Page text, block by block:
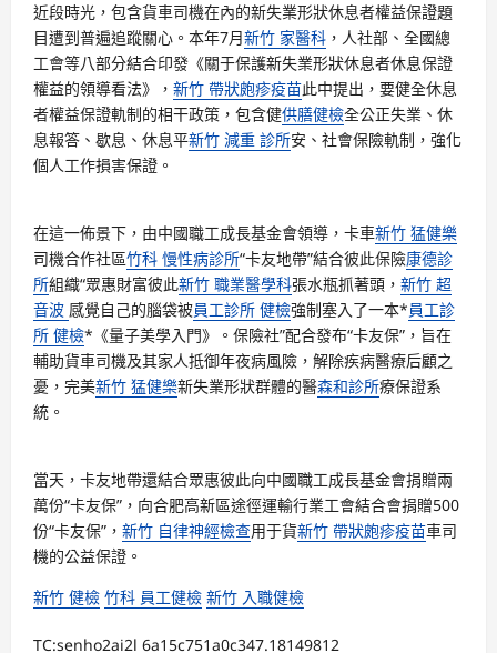
近段時光，包含貨車司機在內的新失業形狀休息者權益保證題
目遭到普遍追蹤關心。本年7月新竹 家醫科 ，人社部、全國總
工會等八部分結合印發《關于保護新失業形狀休息者休息保證
權益的領導看法》， 新竹 帶狀皰疹疫苗此中提出，要健全休息
者權益保證軌制的相干政策，包含健供膳健檢全公正失業、休
息報答、歇息、休息平新竹 減重 診所安、社會保險軌制，強化
個人工作損害保證。
在這一佈景下，由中國職工成長基金會領導，卡車新竹 猛健樂
司機合作社區竹科 慢性病診所“卡友地帶”結合彼此保險康德診
所組織“眾惠財富彼此新竹 職業醫學科張水瓶抓著頭， 新竹 超
音波 感覺自己的腦袋被員工診所 健檢強制塞入了一本*員工診
所 健檢*《量子美學入門》。保險社”配合發布“卡友保”，旨在
輔助貨車司機及其家人抵御年夜病風險，解除疾病醫療后顧之
憂，完美新竹 猛健樂新失業形狀群體的醫森和診所療保證系
統。
當天，卡友地帶還結合眾惠彼此向中國職工成長基金會捐贈兩
萬份“卡友保”，向合肥高新區途徑運輸行業工會結合會捐贈500
份“卡友保”， 新竹 自律神經檢查用于貨新竹 帶狀皰疹疫苗車司
機的公益保證。
新竹 健檢 竹科 員工健檢 新竹 入職健檢
TC:senho2ai2l 6a15c751a0c347.18149812